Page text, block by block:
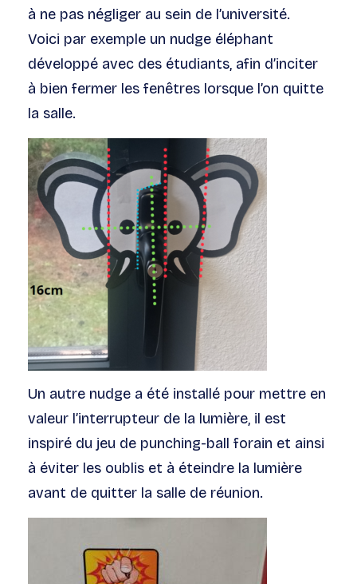
à ne pas négliger au sein de l’université.
Voici par exemple un nudge éléphant
développé avec des étudiants, afin d’inciter
à bien fermer les fenêtres lorsque l’on quitte
la salle.
Un autre nudge a été installé pour mettre en
valeur l’interrupteur de la lumière, il est
inspiré du jeu de punching-ball forain et ainsi
à éviter les oublis et à éteindre la lumière
avant de quitter la salle de réunion.